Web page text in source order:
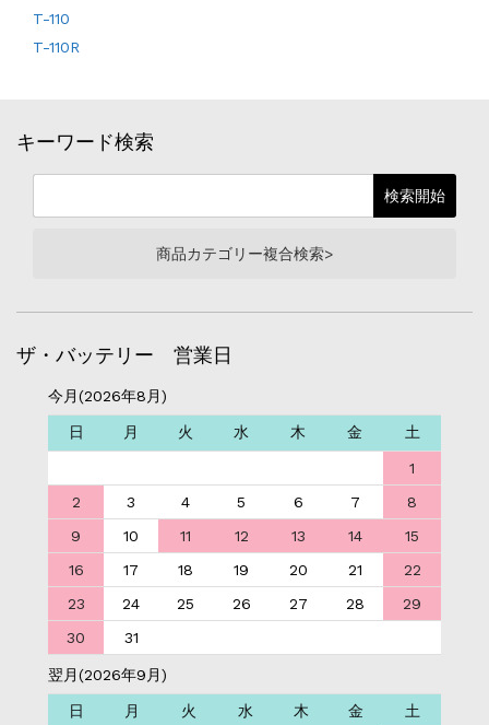
T-110
T-110R
キーワード検索
商品カテゴリー複合検索>
ザ・バッテリー 営業日
今月(2026年8月)
日 月 火 水 木 金 土
1
2
3 4 5 6 7
8
9
10 11 12 13 14
15
16
17 18 19 20 21
22
23
24 25 26 27 28
29
30
31
翌月(2026年9月)
日 月 火 水 木 金 土